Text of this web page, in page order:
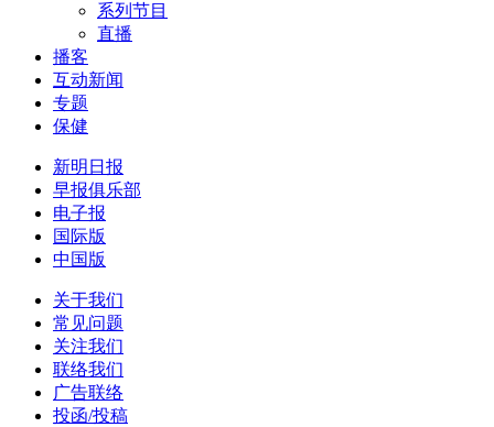
系列节目
直播
播客
互动新闻
专题
保健
新明日报
早报俱乐部
电子报
国际版
中国版
关于我们
常见问题
关注我们
联络我们
广告联络
投函/投稿